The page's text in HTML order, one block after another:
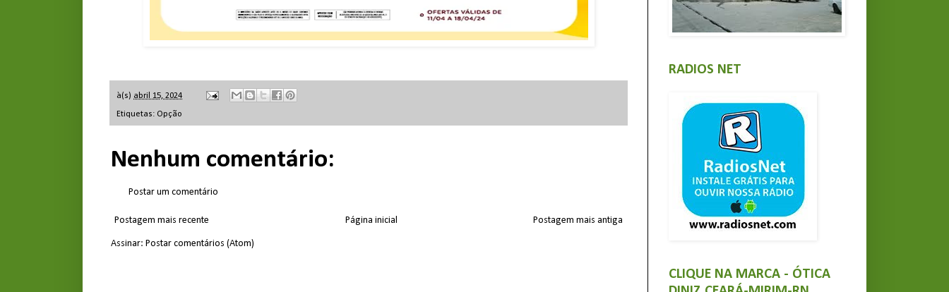
à(s) abril 15, 2024
Etiquetas: Opção
Nenhum comentário:
Postar um comentário
Postagem mais recente Postagem mais antiga
Página inicial
Assinar: Postar comentários (Atom)
RADIOS NET
CLIQUE NA MARCA - ÓTICA